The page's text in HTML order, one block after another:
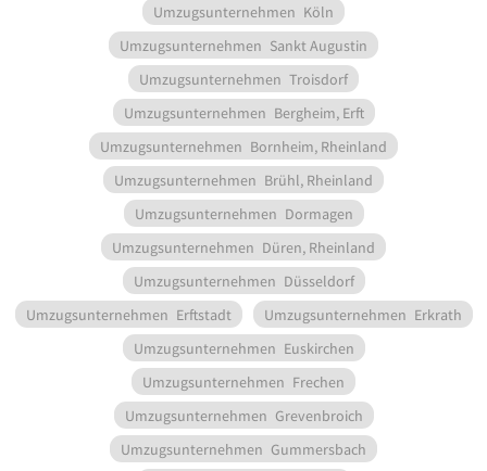
Umzugsunternehmen Köln
Umzugsunternehmen Sankt Augustin
Umzugsunternehmen Troisdorf
Umzugsunternehmen Bergheim, Erft
Umzugsunternehmen Bornheim, Rheinland
Umzugsunternehmen Brühl, Rheinland
Umzugsunternehmen Dormagen
Umzugsunternehmen Düren, Rheinland
Umzugsunternehmen Düsseldorf
Umzugsunternehmen Erftstadt Umzugsunternehmen Erkrath
Umzugsunternehmen Euskirchen
Umzugsunternehmen Frechen
Umzugsunternehmen Grevenbroich
Umzugsunternehmen Gummersbach